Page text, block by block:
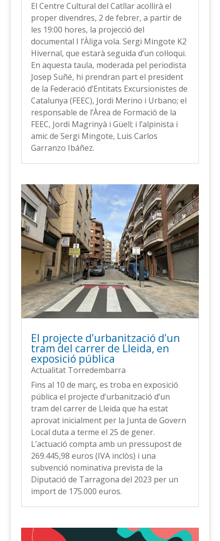
El Centre Cultural del Catllar acollirà el
proper divendres, 2 de febrer, a partir de
les 19:00 hores, la projecció del
documental I l’Àliga vola. Sergi Mingote K2
Hivernal, que estarà seguida d’un col·loqui.
En aquesta taula, moderada pel periodista
Josep Suñé, hi prendran part el president
de la Federació d’Entitats Excursionistes de
Catalunya (FEEC), Jordi Merino i Urbano; el
responsable de l’Àrea de Formació de la
FEEC, Jordi Magrinyà i Güell; i l’alpinista i
amic de Sergi Mingote, Luis Carlos
Garranzo Ibáñez.
El projecte d’urbanització d’un
tram del carrer de Lleida, en
exposició pública
Actualitat Torredembarra
Fins al 10 de març, es troba en exposició
pública el projecte d’urbanització d’un
tram del carrer de Lleida que ha estat
aprovat inicialment per la Junta de Govern
Local duta a terme el 25 de gener.
L’actuació compta amb un pressupost de
269.445,98 euros (IVA inclòs) i una
subvenció nominativa prevista de la
Diputació de Tarragona del 2023 per un
import de 175.000 euros.